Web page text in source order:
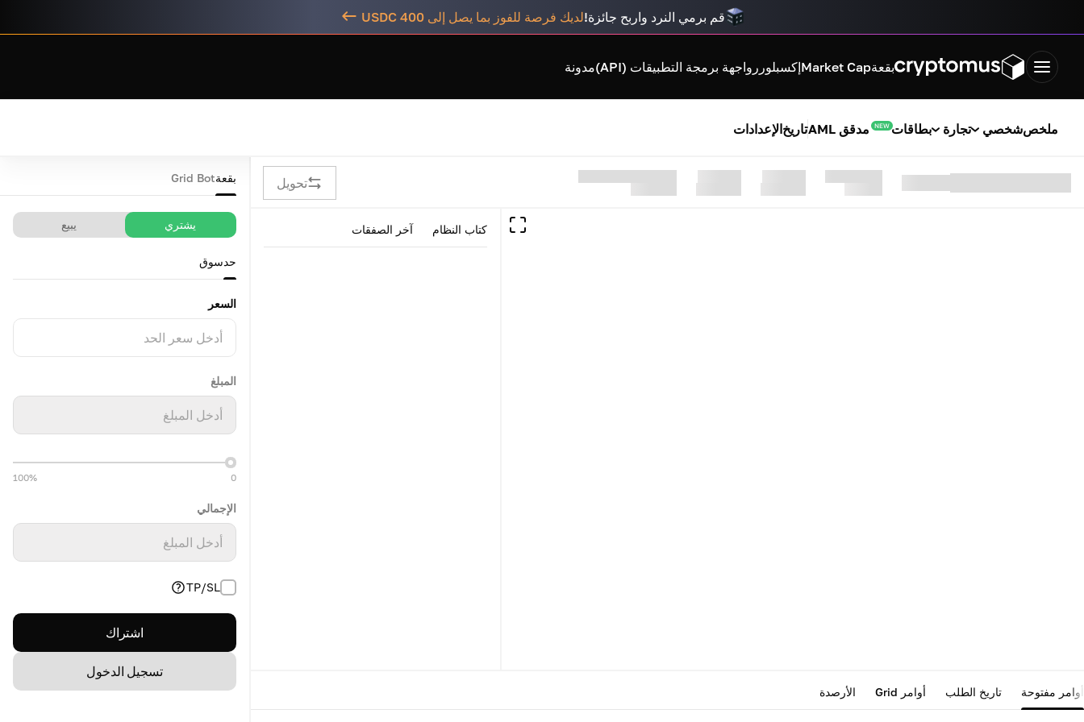
قم برمي النرد واربح جائزة!لديك فرصة للفوز بما يصل إلى 400 USDC
بقعةMarket Capإكسبلورر واجهة برمجة التطبيقات (API) مدونة
ملخصشخصي تجارة بطاقات NEW مدقق AML تاريخالإعدادات
تحويل
كتاب النظام آخر الصفقات
بقعةGrid Bot
يشتري يبيع
حدسوق
السعر
أدخل سعر الحد
المبلغ
أدخل المبلغ
0
100%
الإجمالي
أدخل المبلغ
TP/SL
اشتراك
تسجيل الدخول
أوامر مفتوحة تاريخ الطلب أوامر Grid الأرصدة